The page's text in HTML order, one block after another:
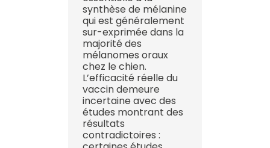
synthèse de mélanine
qui est généralement
sur-exprimée dans la
majorité des
mélanomes oraux
chez le chien.
L’efficacité réelle du
vaccin demeure
incertaine avec des
études montrant des
résultats
contradictoires :